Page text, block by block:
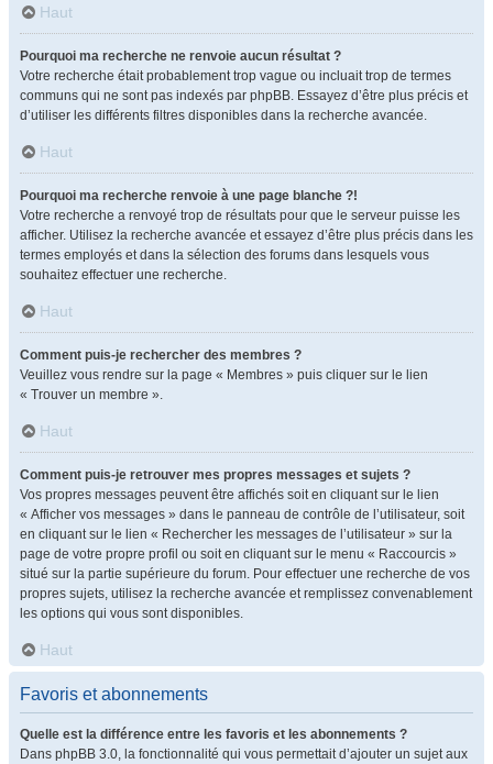
Haut
Pourquoi ma recherche ne renvoie aucun résultat ?
Votre recherche était probablement trop vague ou incluait trop de termes
communs qui ne sont pas indexés par phpBB. Essayez d’être plus précis et
d’utiliser les différents filtres disponibles dans la recherche avancée.
Haut
Pourquoi ma recherche renvoie à une page blanche ?!
Votre recherche a renvoyé trop de résultats pour que le serveur puisse les
afficher. Utilisez la recherche avancée et essayez d’être plus précis dans les
termes employés et dans la sélection des forums dans lesquels vous
souhaitez effectuer une recherche.
Haut
Comment puis-je rechercher des membres ?
Veuillez vous rendre sur la page « Membres » puis cliquer sur le lien
« Trouver un membre ».
Haut
Comment puis-je retrouver mes propres messages et sujets ?
Vos propres messages peuvent être affichés soit en cliquant sur le lien
« Afficher vos messages » dans le panneau de contrôle de l’utilisateur, soit
en cliquant sur le lien « Rechercher les messages de l’utilisateur » sur la
page de votre propre profil ou soit en cliquant sur le menu « Raccourcis »
situé sur la partie supérieure du forum. Pour effectuer une recherche de vos
propres sujets, utilisez la recherche avancée et remplissez convenablement
les options qui vous sont disponibles.
Haut
Favoris et abonnements
Quelle est la différence entre les favoris et les abonnements ?
Dans phpBB 3.0, la fonctionnalité qui vous permettait d’ajouter un sujet aux